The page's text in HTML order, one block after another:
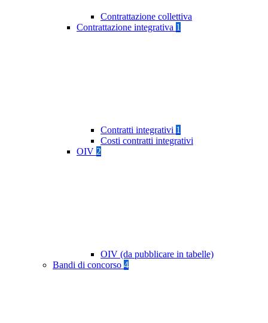
Contrattazione collettiva
Contrattazione integrativa 1
Contratti integrativi 1
Costi contratti integrativi
OIV 2
OIV (da pubblicare in tabelle)
Bandi di concorso 4